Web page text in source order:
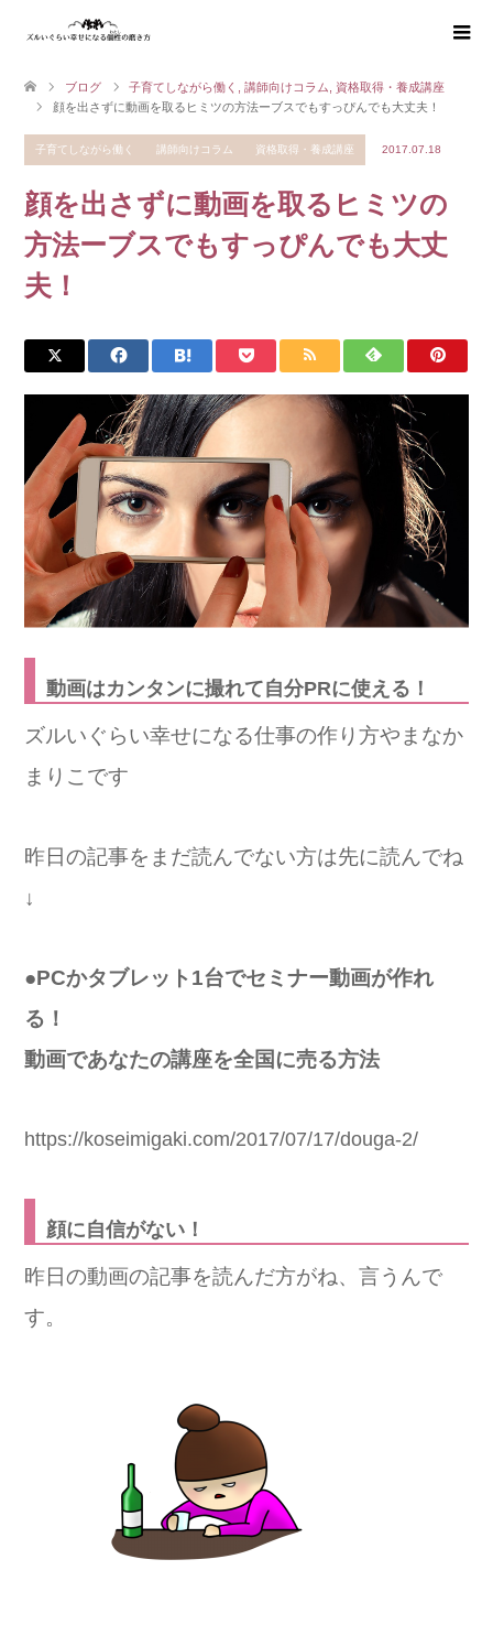
ブログ 子育てしながら働く 講師向けコラム
資格取得・養成講座
顔を出さずに動画を取るヒミツの方法ーブスでもすっぴんでも大丈夫！
子育てしながら働く 講師向けコラム 資格取得・養成講座 2017.07.18
顔を出さずに動画を取るヒミツの
方法ーブスでもすっぴんでも大丈
夫！
動画はカンタンに撮れて自分PRに使える！
ズルいぐらい幸せになる仕事の作り方やまなか
まりこです
昨日の記事をまだ読んでない方は先に読んでね
↓
●PCかタブレット1台でセミナー動画が作れ
る！
動画であなたの講座を全国に売る方法
https://koseimigaki.com/2017/07/17/douga-2/
顔に自信がない！
昨日の動画の記事を読んだ方がね、言うんで
す。